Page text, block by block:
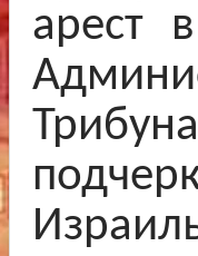
арест